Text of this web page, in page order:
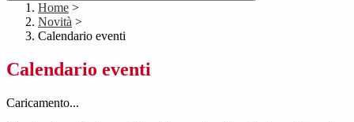
Home >
Novità >
Calendario eventi
Calendario eventi
Caricamento...